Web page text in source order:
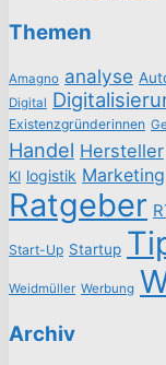
Themen
Amagno analyse
Digital
Existenzgründerinnen
Handel Hersteller
KI logistik Marketing
Ratgeber
Start-Up Startup
Weidmüller Werbung
Archiv